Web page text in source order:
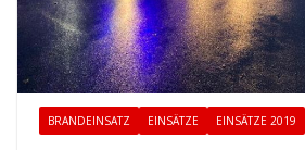
BRANDEINSATZ EINSÄTZE EINSÄTZE 2019